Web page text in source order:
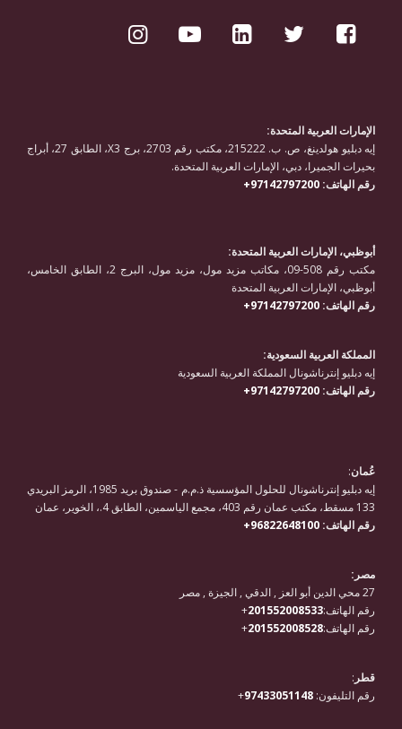
الإمارات العربية المتحدة:
إيه دبليو هولدينغ، ص. ب. 215222، مكتب رقم 2703، برج X3، الطابق 27، أبراج
بحيرات الجميرا، دبي، الإمارات العربية المتحدة.
رقم الهاتف:
أبوظبي، الإمارات العربية المتحدة:
مكتب رقم 508-09، مكاتب مزيد مول، مزيد مول، البرج 2، الطابق الخامس،
أبوظبي، الإمارات العربية المتحدة
رقم الهاتف:
المملكة العربية السعودية:
إيه دبليو إنترناشونال المملكة العربية السعودية
رقم الهاتف: 97142797200+
عُمان:
إيه دبليو إنترناشونال للحلول المؤسسية ذ.م.م - صندوق بريد 1985، الرمز البريدي
133 مسقط، مكتب عمان رقم 403، مجمع الياسمين، الطابق 4.، الخوير، عمان
رقم الهاتف:
مصر:
27 محي الدين أبو العز , الدقي , الجيزة , مصر
رقم الهاتف:201552008533
+
رقم الهاتف:201552008528
+
قطر :
رقم التليفون: 97433051148
+